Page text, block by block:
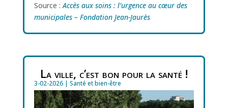
Source :Accès aux soins : l’urgence au cœur des
municipales – Fondation Jean-Jaurès
La ville, c’est bon pour la santé !
3-02-2026| Santé et bien-être